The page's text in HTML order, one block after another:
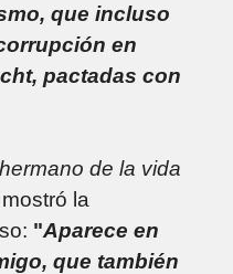
que incluso
en
pactadas con
de la vida
la
"Aparece en
que también